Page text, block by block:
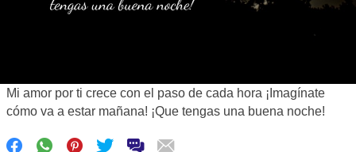
Mi amor por ti crece con el paso de cada hora ¡Imagínate
cómo va a estar mañana! ¡Que tengas una buena noche!